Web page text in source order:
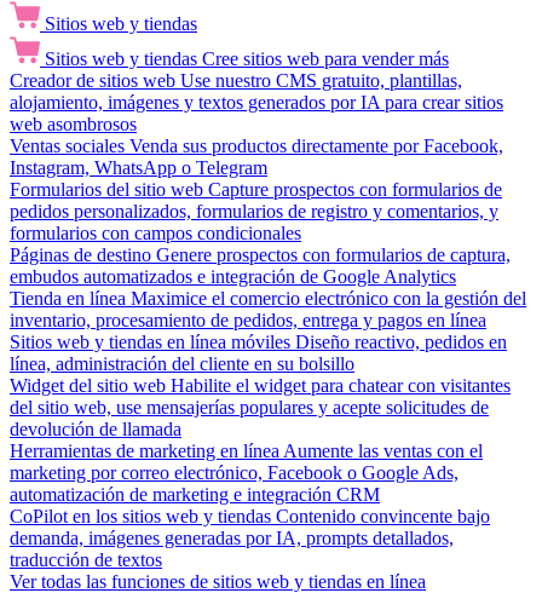
Sitios web y tiendas
Sitios web y tiendas Cree sitios web para vender más
Creador de sitios web Use nuestro CMS gratuito, plantillas,
alojamiento, imágenes y textos generados por IA para crear sitios
web asombrosos
Ventas sociales Venda sus productos directamente por Facebook,
Instagram, WhatsApp o Telegram
Formularios del sitio web Capture prospectos con formularios de
pedidos personalizados, formularios de registro y comentarios, y
formularios con campos condicionales
Páginas de destino Genere prospectos con formularios de captura,
embudos automatizados e integración de Google Analytics
Tienda en línea Maximice el comercio electrónico con la gestión del
inventario, procesamiento de pedidos, entrega y pagos en línea
Sitios web y tiendas en línea móviles Diseño reactivo, pedidos en
línea, administración del cliente en su bolsillo
Widget del sitio web Habilite el widget para chatear con visitantes
del sitio web, use mensajerías populares y acepte solicitudes de
devolución de llamada
Herramientas de marketing en línea Aumente las ventas con el
marketing por correo electrónico, Facebook o Google Ads,
automatización de marketing e integración CRM
CoPilot en los sitios web y tiendas Contenido convincente bajo
demanda, imágenes generadas por IA, prompts detallados,
traducción de textos
Ver todas las funciones de sitios web y tiendas en línea